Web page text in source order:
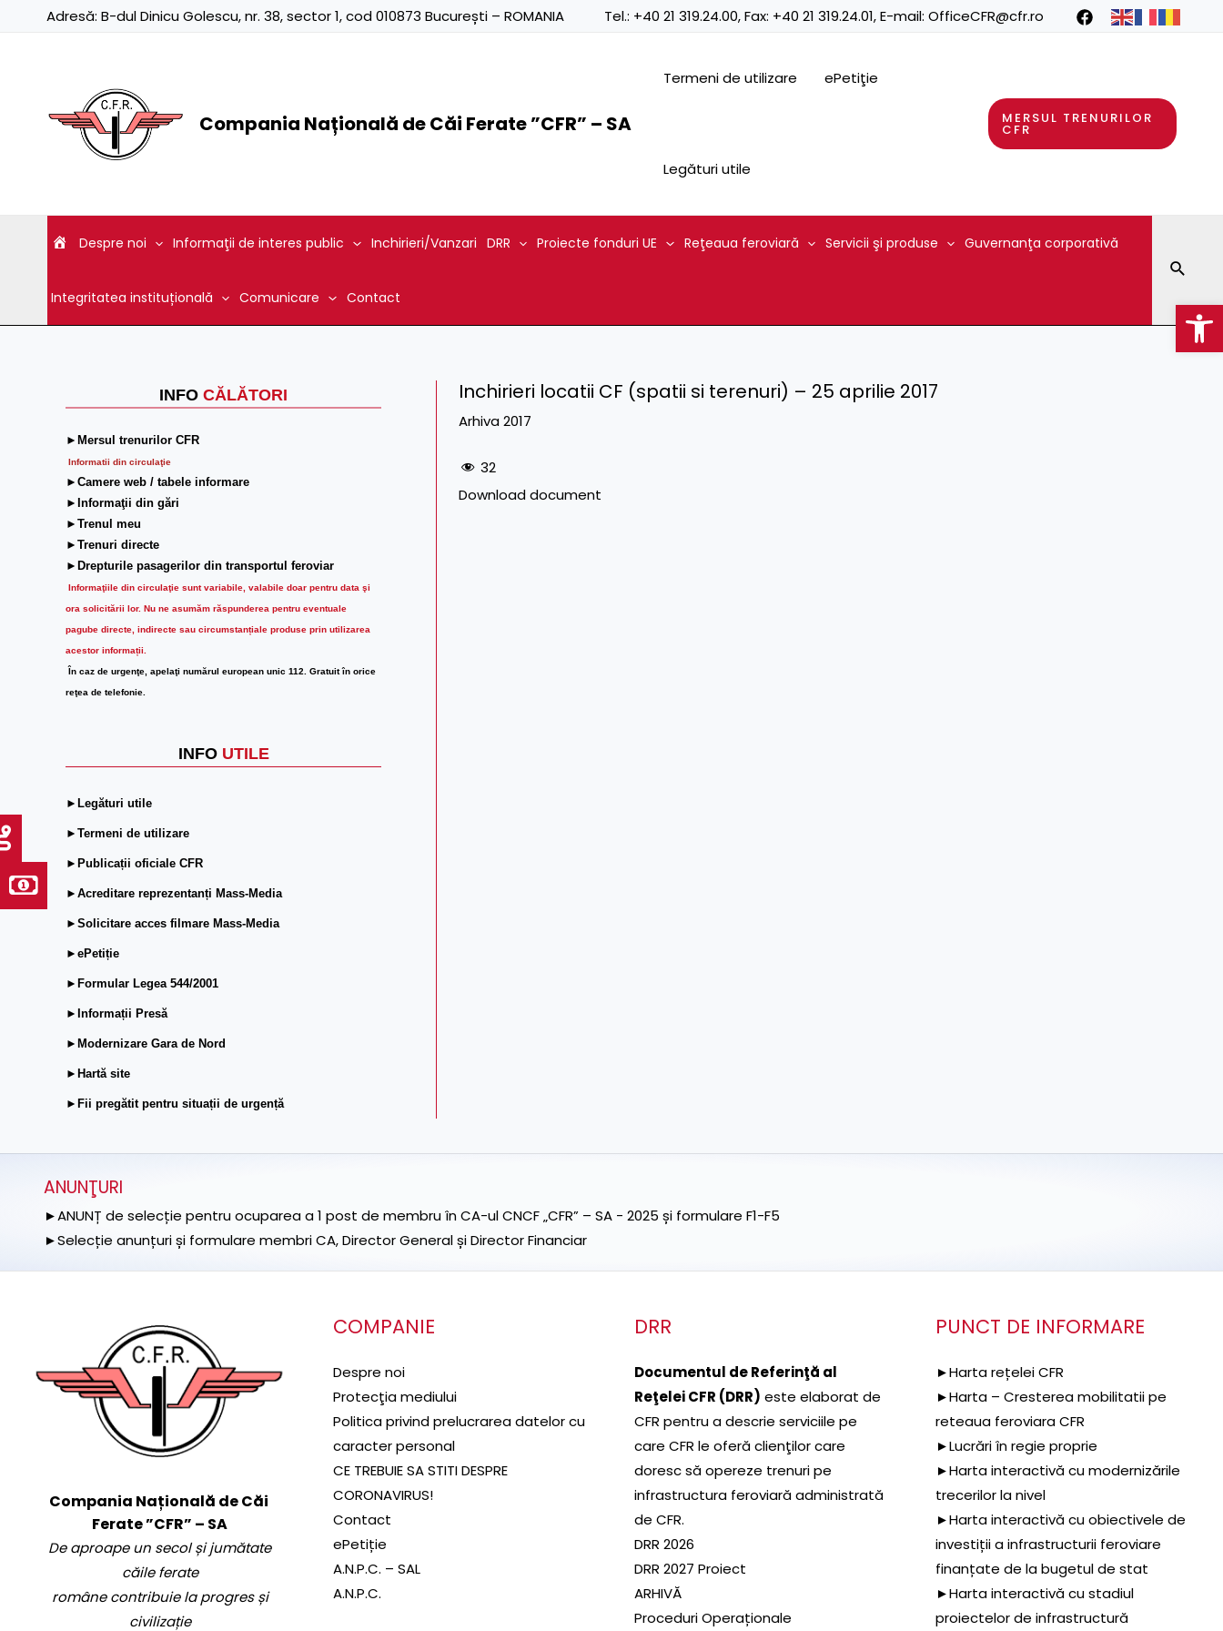
Adresă: B-dul Dinicu Golescu, nr. 38, sector 1, cod 010873 București – ROMANIA Tel.: +40 21 319.24.00, Fax: +40 21 319.24.01, E-mail: OfficeCFR@cfr.ro
Compania Națională de Căi Ferate ”CFR” – SA
Termeni de utilizare ePetiţie
Legături utile
MERSUL TRENURILOR
CFR
Despre noi Informaţii de interes public Inchirieri/Vanzari DRR Proiecte fonduri UE Reţeaua feroviară Servicii şi produse Guvernanţa corporativă
Integritatea instituțională Comunicare Contact
INFO CĂLĂTORI
►Mersul trenurilor CFR
Informatii din circulaţie
►Camere web / tabele informare
►Informaţii din gări
►Trenul meu
►Trenuri directe
►Drepturile pasagerilor din transportul feroviar
Informaţiile din circulaţie sunt variabile, valabile doar pentru data şi
ora solicitării lor. Nu ne asumăm răspunderea pentru eventuale
pagube directe, indirecte sau circumstanțiale produse prin utilizarea
acestor informații.
În caz de urgenţe, apelaţi numărul european unic 112. Gratuit în orice
reţea de telefonie.
INFO UTILE
►Legături utile
►Termeni de utilizare
►Publicații oficiale CFR
►Acreditare reprezentanți Mass-Media
►Solicitare acces filmare Mass-Media
►ePetiție
►Formular Legea 544/2001
►Informații Presă
►Modernizare Gara de Nord
►Hartă site
►Fii pregătit pentru situații de urgență
Inchirieri locatii CF (spatii si terenuri) – 25 aprilie 2017
Arhiva 2017
32
Download document
ANUNŢURI
►ANUNȚ de selecție pentru ocuparea a 1 post de membru în CA-ul CNCF „CFR” – SA - 2025 și formulare F1-F5
►Selecție anunțuri și formulare membri CA, Director General și Director Financiar
Compania Națională de Căi
Ferate ”CFR” – SA
De aproape un secol și jumătate
căile ferate
române contribuie la progres și
civilizație
COMPANIE
Despre noi
Protecţia mediului
Politica privind prelucrarea datelor cu
caracter personal
CE TREBUIE SA STITI DESPRE
CORONAVIRUS!
Contact
ePetiție
A.N.P.C. – SAL
A.N.P.C.
DRR
Documentul de Referinţă al
Reţelei CFR (DRR) este elaborat de
CFR pentru a descrie serviciile pe
care CFR le oferă clienţilor care
doresc să opereze trenuri pe
infrastructura feroviară administrată
de CFR.
DRR 2026
DRR 2027 Proiect
ARHIVĂ
Proceduri Operaționale
PUNCT DE INFORMARE
►Harta rețelei CFR
►Harta – Cresterea mobilitatii pe
reteaua feroviara CFR
►Lucrări în regie proprie
►Harta interactivă cu modernizările
trecerilor la nivel
►Harta interactivă cu obiectivele de
investiții a infrastructurii feroviare
finanțate de la bugetul de stat
►Harta interactivă cu stadiul
proiectelor de infrastructură